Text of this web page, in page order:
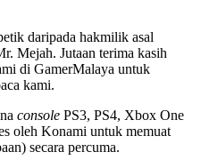
daripada hakmilik asal
Mejah. Jutaan terima kasih
di GamerMalaya untuk
kami.
console PS3, PS4, Xbox One
oleh Konami untuk memuat
secara percuma.